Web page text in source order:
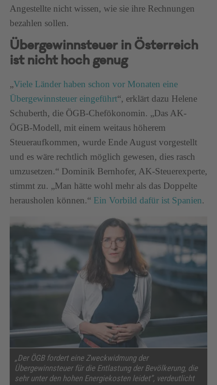
Angestellte nicht wissen, wie sie ihre Rechnungen
bezahlen sollen.
Übergewinnsteuer in Österreich
ist nicht hoch genug
„Viele Länder haben schon vor Monaten eine
Übergewinnsteuer eingeführt“, erklärt dazu Helene
Schuberth, die ÖGB-Chefökonomin. „Das AK-
ÖGB-Modell, mit einem weitaus höherem
Steueraufkommen, wurde Ende August vorgestellt
und es wäre rechtlich möglich gewesen, dies rasch
umzusetzen.“ Dominik Bernhofer, AK-Steuerexperte,
stimmt zu. „Man hätte wohl mehr als das Doppelte
herausholen können.“ Ein Vorbild dafür ist Spanien.
„Der ÖGB fordert eine Zweckwidmung der
Übergewinnsteuer für die Entlastung der Bevölkerung, die
sehr unter den hohen Energiekosten leidet”, verdeutlicht